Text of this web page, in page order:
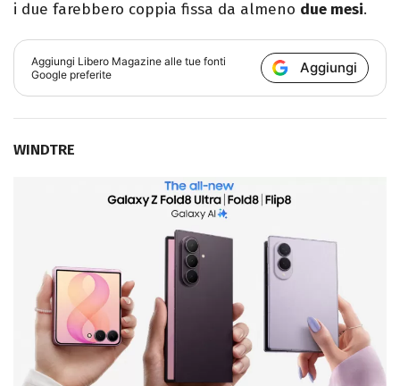
i due farebbero coppia fissa da almeno due mesi.
Aggiungi Libero Magazine alle tue fonti
Google preferite
Aggiungi
WINDTRE